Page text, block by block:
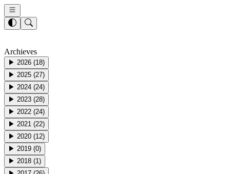
Archieves
▶ 2026 (18)
▶ 2025 (27)
▶ 2024 (24)
▶ 2023 (28)
▶ 2022 (24)
▶ 2021 (22)
▶ 2020 (12)
▶ 2019 (0)
▶ 2018 (1)